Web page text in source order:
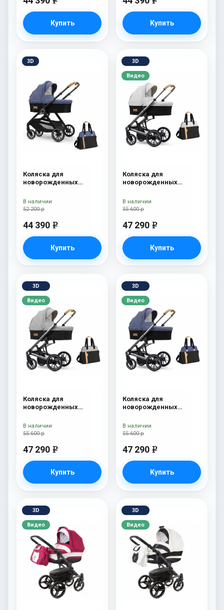
Купить Купить
3D
Коляска для
новорожденных
сумка Denim
52 200 р
44 390 e
Купить
В наличии
3D
Видео
Коляска для
новорожденных
Sahara
55 600 р
47 290 e
Купить
В наличии
3D
Видео
Коляска для
новорожденных
Grey
55 600 р
47 290 e
Купить
В наличии
3D
Видео
Коляска для
новорожденных
Denim
55 600 р
47 290 e
Купить
В наличии
3D
Видео
3D
Видео